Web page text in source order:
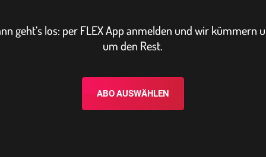
geht‘s los: per FLEX App anmelden und wir kümmern
um den Rest.
ABO AUSWÄHLEN